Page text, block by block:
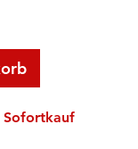
Sofortkauf